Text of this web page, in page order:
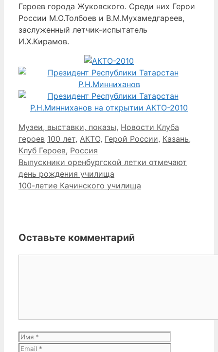
Героев города Жуковского. Среди них Герои
России М.О.Толбоев и В.М.Мухамедгареев,
заслуженный летчик-испытатель
И.Х.Кирамов.
Рубрики
Музеи, выставки, показы, Новости Клуба
героев Метки
100 лет, АКТО, Герой России, Казань,
Клуб Героев, Россия
Выпускники оренбургской летки отмечают
день рождения училища
100-летие Качинского училища
Оставьте комментарий
Имя